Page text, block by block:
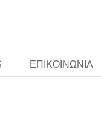
ΕΠΙΚΟΙΝΩΝΊΑ